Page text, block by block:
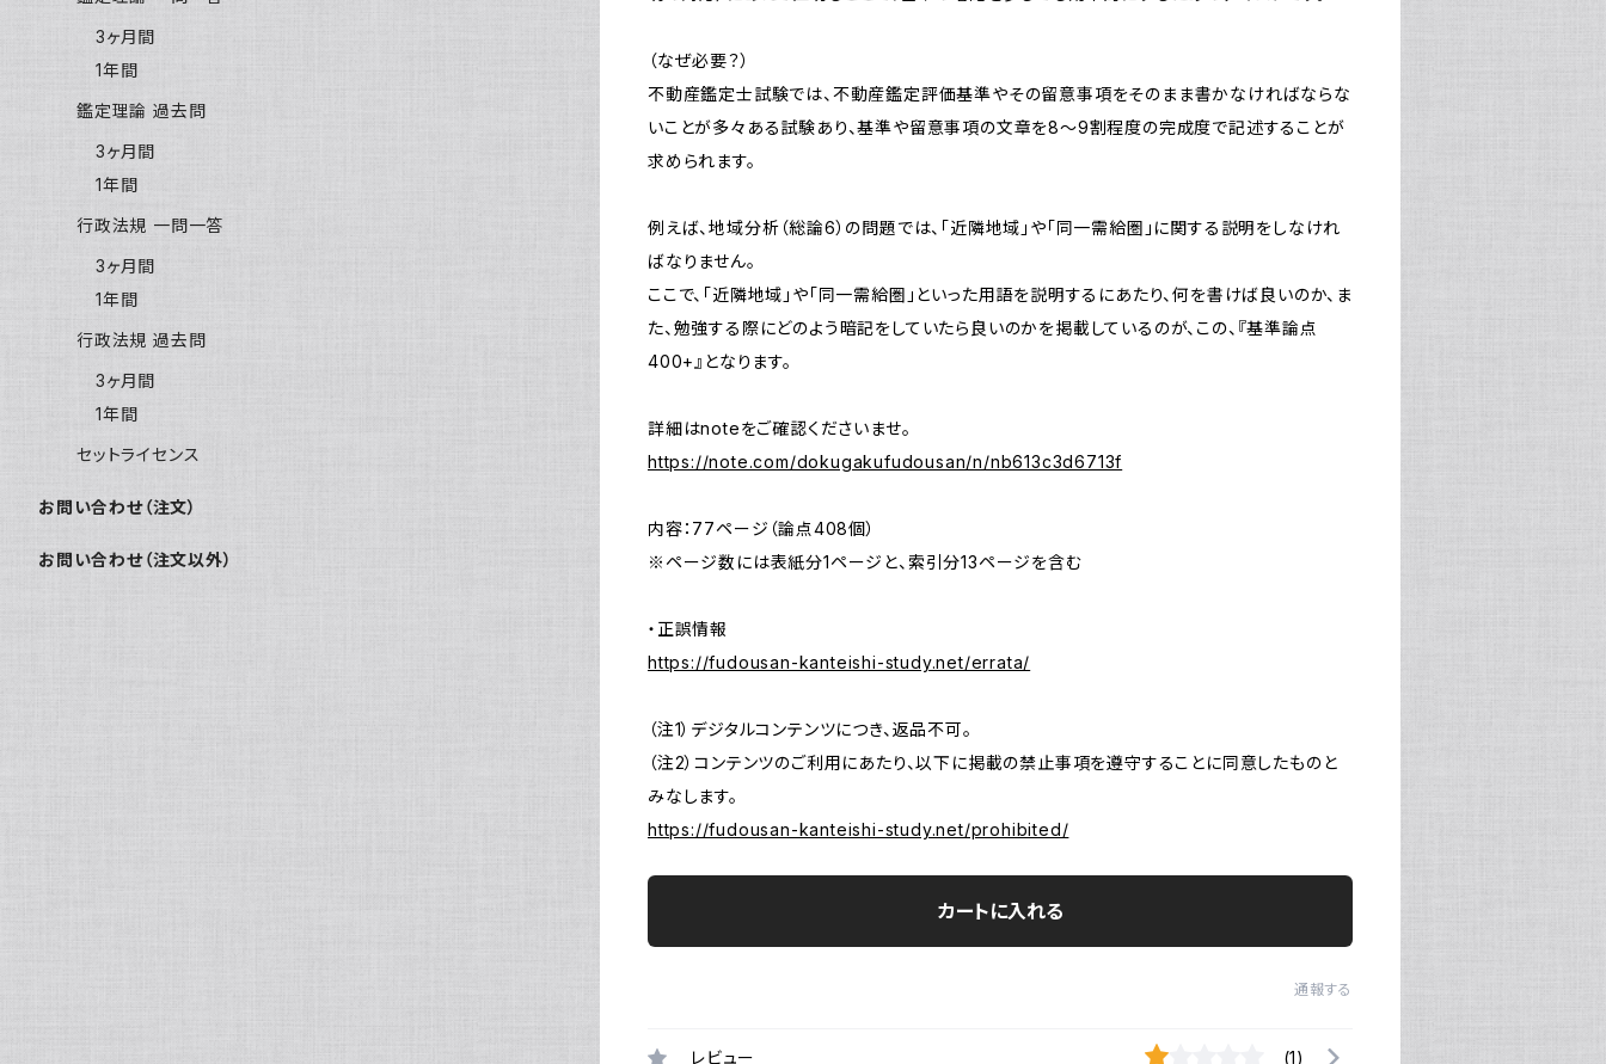
（なぜ必要？）
不動産鑑定士試験では、不動産鑑定評価基準やその留意事項をそのまま書かなければならな
いことが多々ある試験あり、基準や留意事項の文章を8〜9割程度の完成度で記述することが
求められます。
例えば、地域分析（総論6）の問題では、「近隣地域」や「同一需給圏」に関する説明をしなけれ
ばなりません。
ここで、「近隣地域」や「同一需給圏」といった用語を説明するにあたり、何を書けば良いのか、ま
た、勉強する際にどのよう暗記をしていたら良いのかを掲載しているのが、この、『基準論点
400+』となります。
詳細はnoteをご確認くださいませ。
https://note.com/dokugakufudousan/n/nb613c3d6713f
内容：77ページ（論点408個）
※ページ数には表紙分1ページと、索引分13ページを含む
・正誤情報
https://fudousan-kanteishi-study.net/errata/
（注1）デジタルコンテンツにつき、返品不可。
（注2）コンテンツのご利用にあたり、以下に掲載の禁止事項を遵守することに同意したものと
みなします。
https://fudousan-kanteishi-study.net/prohibited/
カートに入れる
通報する
レビュー (1)
3ヶ月間
1年間
鑑定理論 過去問
3ヶ月間
1年間
行政法規 一問一答
3ヶ月間
1年間
行政法規 過去問
3ヶ月間
1年間
セットライセンス
お問い合わせ（注文）
お問い合わせ（注文以外）